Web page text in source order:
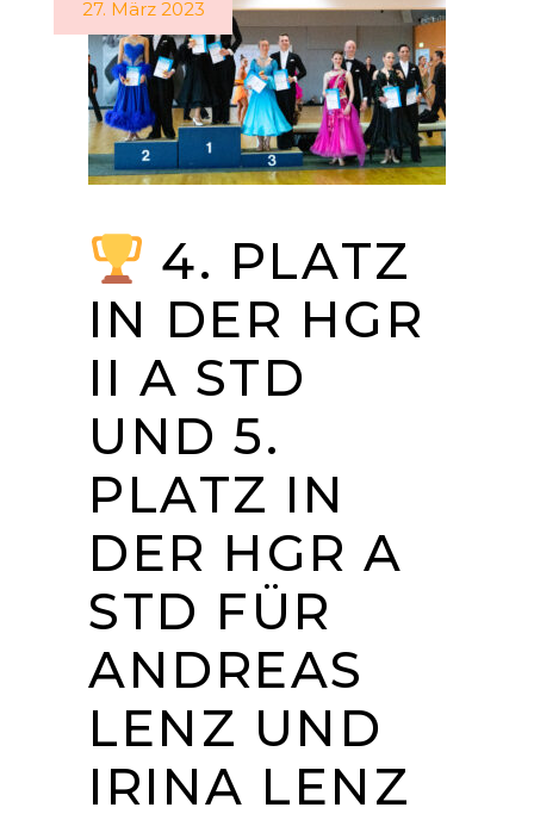
27. März 2023
4. PLATZ
IN DER HGR
II A STD
UND 5.
PLATZ IN
DER HGR A
STD FÜR
ANDREAS
LENZ UND
IRINA LENZ